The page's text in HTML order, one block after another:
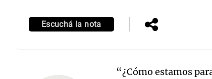
Escuchá la nota
“¿Cómo estamos